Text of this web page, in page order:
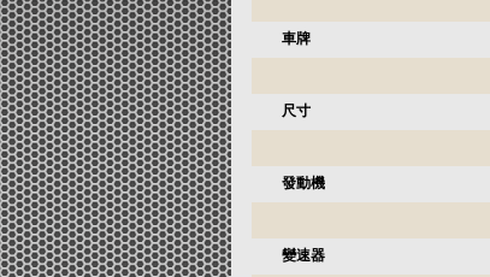
車牌
尺寸
發動機
變速器